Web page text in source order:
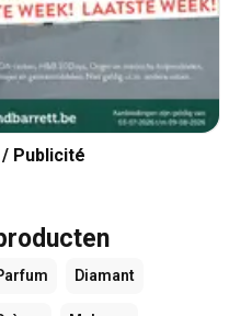
Publicité
Diamant